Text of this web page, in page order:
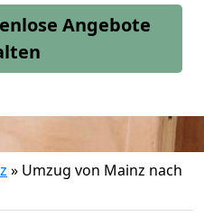
Angebote
» Umzug von Mainz nach